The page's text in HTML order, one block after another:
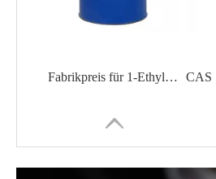
Fabrikpreis für 1-Ethyl-1-Hexanol;Dl-3-Octanol;Ethylamylcarbinol CAS 589-98-0